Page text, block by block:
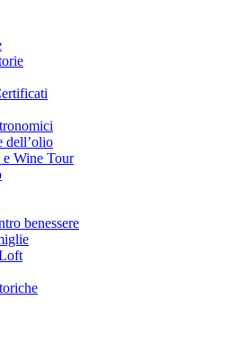
dell’olio
e Wine Tour
benessere